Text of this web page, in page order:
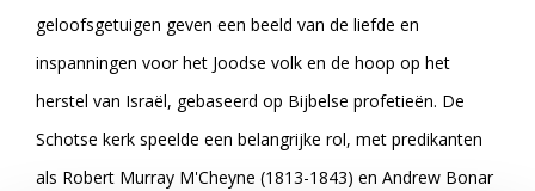
geloofsgetuigen geven een beeld van de liefde en
inspanningen voor het Joodse volk en de hoop op het
herstel van Israël, gebaseerd op Bijbelse profetieën. De
Schotse kerk speelde een belangrijke rol, met predikanten
als Robert Murray M'Cheyne (1813-1843) en Andrew Bonar